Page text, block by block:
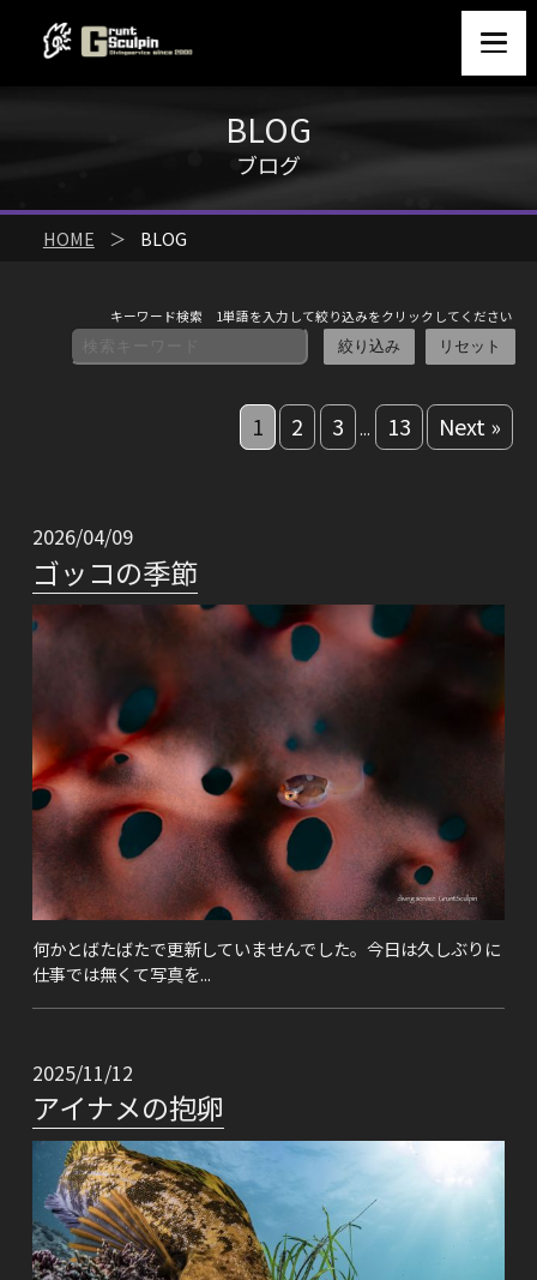
BLOG
ブログ
HOME ＞ BLOG
キーワード検索 1単語を入力して絞り込みをクリックしてください
1 2 3 ... 13 Next »
2026/04/09
ゴッコの季節
何かとばたばたで更新していませんでした。今日は久しぶりに
仕事では無くて写真を...
2025/11/12
アイナメの抱卵